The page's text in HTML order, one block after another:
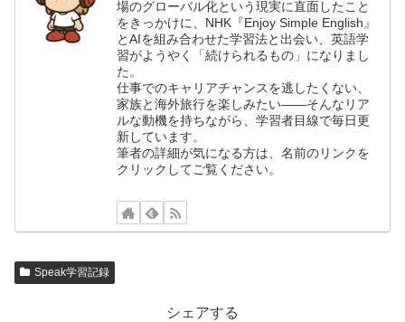
場のグローバル化という現実に直面したこと
をきっかけに、NHK『Enjoy Simple English』
とAIを組み合わせた学習法と出会い、英語学
習がようやく「続けられるもの」になりまし
た。
仕事でのキャリアチャンスを逃したくない、
家族と海外旅行を楽しみたい——そんなリア
ルな動機を持ちながら、学習者目線で毎日更
新しています。
筆者の詳細が気になる方は、名前のリンクを
クリックしてご覧ください。
Speak学習記録
シェアする